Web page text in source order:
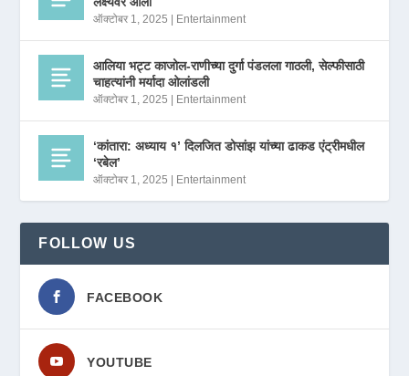
ऑक्टोबर 1, 2025 | Entertainment
आलिया भट्ट काजोल-राणीच्या दुर्गा पंडलला गाठली, सेल्फीसाठी
चाहत्यांनी मर्यादा ओलांडली
ऑक्टोबर 1, 2025 | Entertainment
‘कांतारा: अध्याय १’ दिलजित डोसांझ यांच्या ढाकड एंट्रीमधील
‘रबेल’
ऑक्टोबर 1, 2025 | Entertainment
FOLLOW US
FACEBOOK
YOUTUBE